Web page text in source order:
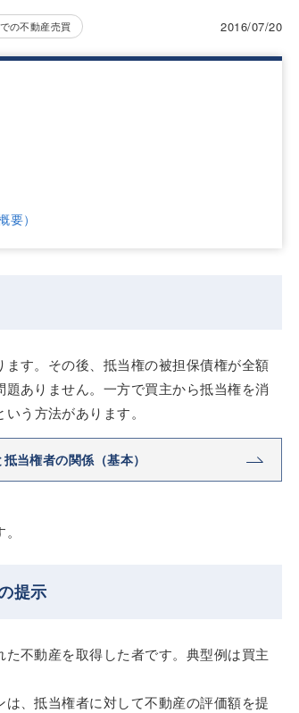
の不動産売買 2016/07/20
）
す。その後、抵当権の被担保債権が全額
ありません。一方で買主から抵当権を消
いう方法があります。
当権者の関係（基本）
提示
不動産を取得した者です。典型例は買主
、抵当権者に対して不動産の評価額を提